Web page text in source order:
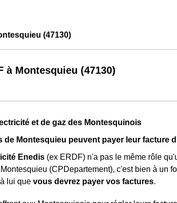
(47130)
à Montesquieu (47130)
et de gaz des Montesquinois
de Montesquieu peuvent payer leur facture
Enedis (ex ERDF) n'a pas le même rôle
(CPDepartement), c'est bien à un
lui que vous devrez payer vos factures.